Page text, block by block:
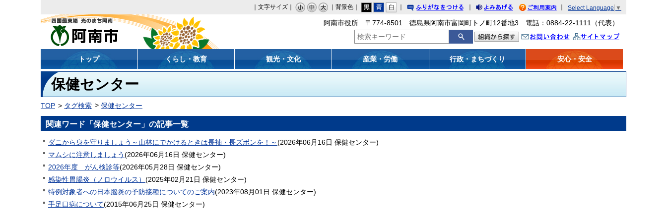
｜文字サイズ｜ ｜背景色｜
｜
りがなをつける
｜
みあげる
利用案内
｜ Select Language ▼
阿南市
阿南市役所 〒774-8501 徳島県阿南市富岡町トノ町12番地3 電話：0884-22-1111（代表）
問い合わせ イトマップ
トップ くらし・教育 観光・文化 産業・労働 行政・まちづくり 安心・安全
保健センター
TOP タグ検索 保健センター
関連ワード「保健センター」の記事一覧
ダニから身を守りましょう～山林にでかけるときは長袖・長ズボンを！～(2026年06月16日 保健センター)
マムシに注意しましょう(2026年06月16日 保健センター)
2026年度 がん検診等(2026年05月28日 保健センター)
感染性胃腸炎（ノロウイルス） (2025年02月21日 保健センター)
特例対象者への日本脳炎の予防接種についてのご案内(2023年08月01日 保健センター)
手足口病について(2015年06月25日 保健センター)